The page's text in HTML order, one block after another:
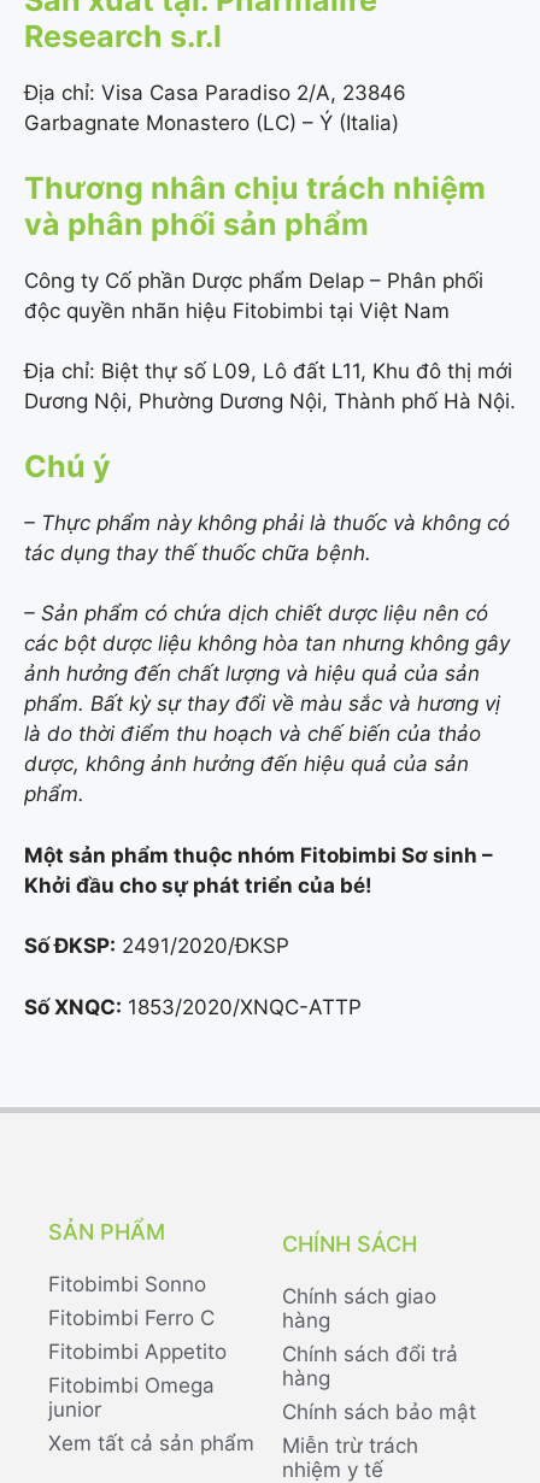
Research s.r.l
Địa chỉ: Visa Casa Paradiso 2/A, 23846
Garbagnate Monastero (LC) – Ý (Italia)
Thương nhân chịu trách nhiệm
và phân phối sản phẩm
Công ty Cố phần Dược phẩm Delap – Phân phối
độc quyền nhãn hiệu Fitobimbi tại Việt Nam
Địa chỉ: Biệt thự số L09, Lô đất L11, Khu đô thị mới
Dương Nội, Phường Dương Nội, Thành phố Hà Nội.
Chú ý
– Thực phẩm này không phải là thuốc và không có
tác dụng thay thế thuốc chữa bệnh.
– Sản phẩm có chứa dịch chiết dược liệu nên có
các bột dược liệu không hòa tan nhưng không gây
ảnh hưởng đến chất lượng và hiệu quả của sản
phẩm. Bất kỳ sự thay đổi về màu sắc và hương vị
là do thời điểm thu hoạch và chế biến của thảo
dược, không ảnh hưởng đến hiệu quả của sản
phẩm.
Một sản phẩm thuộc nhóm Fitobimbi Sơ sinh –
Khởi đầu cho sự phát triển của bé!
Số ĐKSP: 2491/2020/ĐKSP
Số XNQC: 1853/2020/XNQC-ATTP
SẢN PHẨM
Fitobimbi Sonno
Fitobimbi Ferro C
Fitobimbi Appetito
Fitobimbi Omega
junior
Xem tất cả sản phẩm
CHÍNH SÁCH
Chính sách giao
hàng
Chính sách đổi trả
hàng
Chính sách bảo mật
Miễn trừ trách
nhiệm y tế